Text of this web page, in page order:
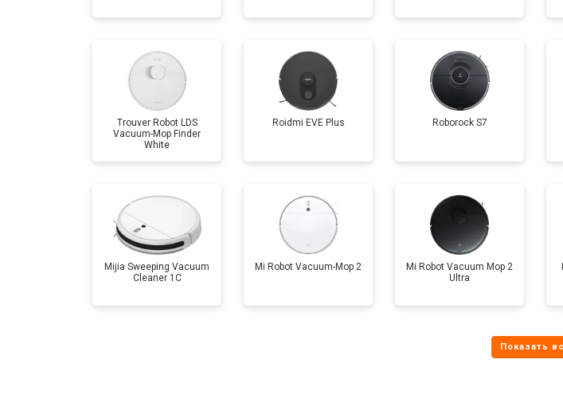
Trouver Robot LDS
Vacuum-Mop Finder
White
Roidmi EVE Plus Roborock S7
Mijia Sweeping Vacuum
Cleaner 1C
Mi Robot Vacuum-Mop 2
Mi Robot Vacuum Mop 2
Ultra